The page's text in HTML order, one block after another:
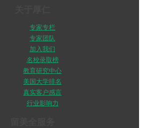
专家专栏
专家团队
加入我们
名校录取榜
教育研究中心
美国大学排名
真实客户感言
行业影响力